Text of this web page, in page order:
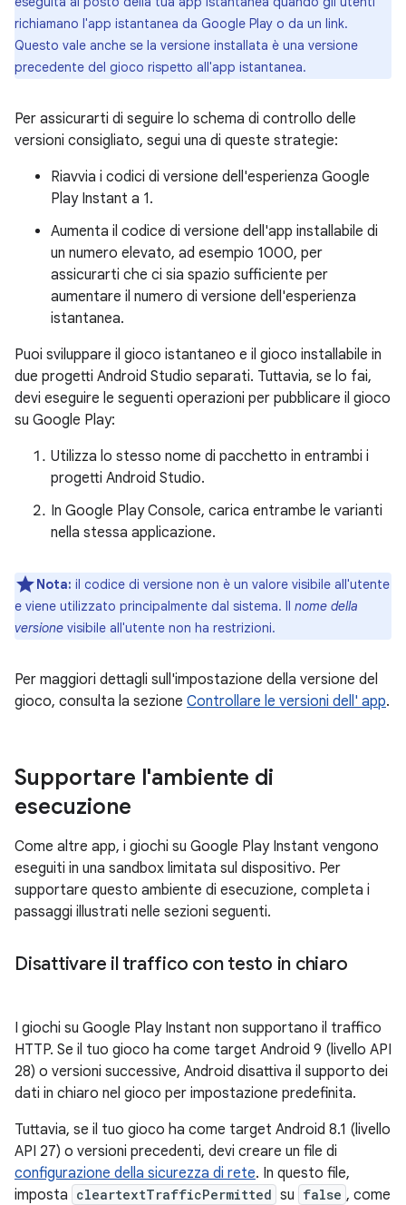
richiamano l'app istantanea da Google Play o da un link.
Questo vale anche se la versione installata è una versione
precedente del gioco rispetto all'app istantanea.
Per assicurarti di seguire lo schema di controllo delle
versioni consigliato, segui una di queste strategie:
Riavvia i codici di versione dell'esperienza Google
Play Instant a 1.
Aumenta il codice di versione dell'app installabile di
un numero elevato, ad esempio 1000, per
assicurarti che ci sia spazio sufficiente per
aumentare il numero di versione dell'esperienza
istantanea.
Puoi sviluppare il gioco istantaneo e il gioco installabile in
due progetti Android Studio separati. Tuttavia, se lo fai,
devi eseguire le seguenti operazioni per pubblicare il gioco
su Google Play:
Utilizza lo stesso nome di pacchetto in entrambi i
progetti Android Studio.
In Google Play Console, carica entrambe le varianti
nella stessa applicazione.
Nota: il codice di versione non è un valore visibile all'utente
e viene utilizzato principalmente dal sistema. Il nome della
versione visibile all'utente non ha restrizioni.
Per maggiori dettagli sull'impostazione della versione del
gioco, consulta la sezione Controllare le versioni dell' app.
Supportare l'ambiente di
esecuzione
Come altre app, i giochi su Google Play Instant vengono
eseguiti in una sandbox limitata sul dispositivo. Per
supportare questo ambiente di esecuzione, completa i
passaggi illustrati nelle sezioni seguenti.
Disattivare il traffico con testo in chiaro
I giochi su Google Play Instant non supportano il traffico
HTTP. Se il tuo gioco ha come target Android 9 (livello API
28) o versioni successive, Android disattiva il supporto dei
dati in chiaro nel gioco per impostazione predefinita.
Tuttavia, se il tuo gioco ha come target Android 8.1 (livello
API 27) o versioni precedenti, devi creare un file di
configurazione della sicurezza di rete. In questo file,
imposta cleartextTrafficPermitted su false , come